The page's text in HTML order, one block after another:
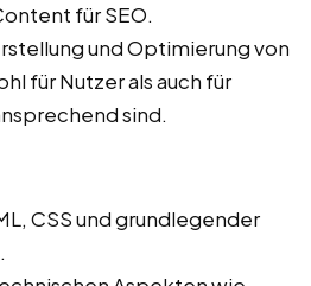
für SEO.
und Optimierung von
für Nutzer als auch für
sind.
CSS und grundlegender